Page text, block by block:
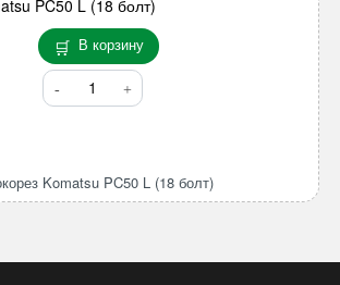
В корзину
Количество
товара
L
Komatsu PC50 L (18 болт)